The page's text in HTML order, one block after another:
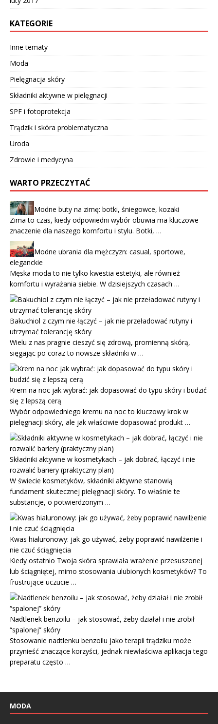
KATEGORIE
Inne tematy
Moda
Pielęgnacja skóry
Składniki aktywne w pielęgnacji
SPF i fotoprotekcja
Trądzik i skóra problematyczna
Uroda
Zdrowie i medycyna
WARTO PRZECZYTAĆ
Modne buty na zimę: botki, śniegowce, kozaki
Zima to czas, kiedy odpowiedni wybór obuwia ma kluczowe
znaczenie dla naszego komfortu i stylu. Botki, …
Modne ubrania dla mężczyzn: casual, sportowe,
eleganckie
Męska moda to nie tylko kwestia estetyki, ale również
komfortu i wyrażania siebie. W dzisiejszych czasach …
Bakuchiol z czym nie łączyć – jak nie przeładować rutyny i
utrzymać tolerancję skóry
Wielu z nas pragnie cieszyć się zdrową, promienną skórą,
sięgając po coraz to nowsze składniki w …
Krem na noc jak wybrać: jak dopasować do typu skóry i budzić
się z lepszą cerą
Wybór odpowiedniego kremu na noc to kluczowy krok w
pielęgnacji skóry, ale jak właściwie dopasować produkt …
Składniki aktywne w kosmetykach – jak dobrać, łączyć i nie
rozwalić bariery (praktyczny plan)
W świecie kosmetyków, składniki aktywne stanowią
fundament skutecznej pielęgnacji skóry. To właśnie te
substancje, o potwierdzonym …
Kwas hialuronowy: jak go używać, żeby poprawić nawilżenie i
nie czuć ściągnięcia
Kiedy ostatnio Twoja skóra sprawiała wrażenie przesuszonej
lub ściągniętej, mimo stosowania ulubionych kosmetyków? To
frustrujące uczucie …
Nadtlenek benzoilu – jak stosować, żeby działał i nie zrobił
“spalonej” skóry
Stosowanie nadtlenku benzoilu jako terapii trądziku może
przynieść znaczące korzyści, jednak niewłaściwa aplikacja tego
preparatu często …
MODA